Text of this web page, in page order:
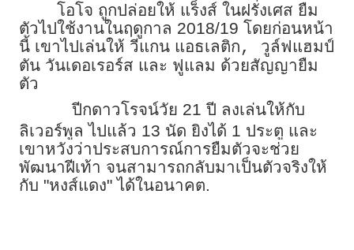
โอโจ ถูกปล่อยให้ แร็งส์ ในฝรั่งเศส ยืม
ตัวไปใช้งานในฤดูกาล 2018/19 โดยก่อนหน้า
นี้ เขาไปเล่นให้ วีแกน แอธเลติก, วูล์ฟแฮมป์
ตัน วันเดอเรอร์ส และ ฟูแลม ด้วยสัญญายืม
ตัว
ปีกดาวโรจน์วัย 21 ปี ลงเล่นให้กับ
ลิเวอร์พูล ไปแล้ว 13 นัด ยิงได้ 1 ประตู และ
เขาหวังว่าประสบการณ์การยืมตัวจะช่วย
พัฒนาฝีเท้า จนสามารถกลับมาเป็นตัวจริงให้
กับ "หงส์แดง" ได้ในอนาคต.